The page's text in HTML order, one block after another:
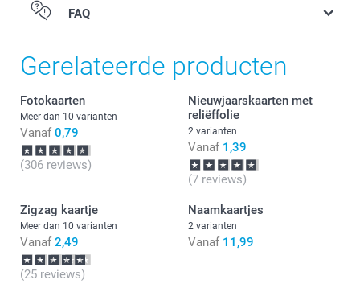
Donkerrood
Lavendel
Papier van 160g
Stevig Wit
Glinsterend papier 120 g
Glinsterend Goud
Glinsterend Blauw
Enveloppe met puntklep
Hoeveelheid Prijs per stuk
1 - 9
10 - 19 Vanaf2,29
20 - 29
50+
FAQ
Gerelateerde producten
Fotokaarten
Meer dan 10 varianten
Vanaf 0,79
(306 reviews)
Nieuwjaarskaarten met
reliëffolie
2 varianten
Vanaf 1,39
(7 reviews)
Zigzag kaartje
Meer dan 10 varianten
Vanaf 2,49
(25 reviews)
Naamkaartjes
2 varianten
Vanaf 11,99